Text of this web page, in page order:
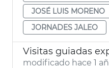
JOSÉ LUIS MORENO
JORNADES JALEO
modificado hace 1